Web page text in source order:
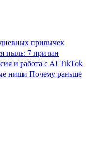
привычек
пыль: 7 причин
и работа с AITikTok
ниши Почему раньше